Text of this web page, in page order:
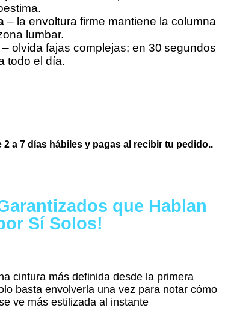
– la envoltura firme mantiene la columna
lumbar.
– olvida fajas complejas; en 30 segundos
todo el día.
2 a 7 días hábiles y pagas al recibir tu pedido..
que Hablan
Sí Solos!
cintura más definida desde la primera
basta envolverla una vez para notar cómo
ve más estilizada al instante